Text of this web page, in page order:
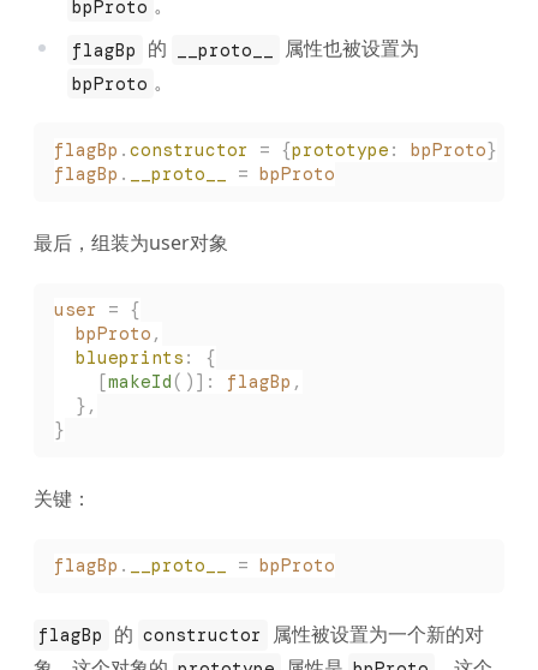
bpProto 。
flagBp 的 __proto__ 属性也被设置为
bpProto 。
flagBp . constructor = {prototype : bpProto}
flagBp . __proto__ = bpProto
最后，组装为user对象
user = {
  bpProto
,
  blueprints
:
{
    [
makeId ()]: flagBp ,
  },
}
关键：
flagBp . __proto__ = bpProto
flagBp 的 constructor
属性被设置为一个新的对